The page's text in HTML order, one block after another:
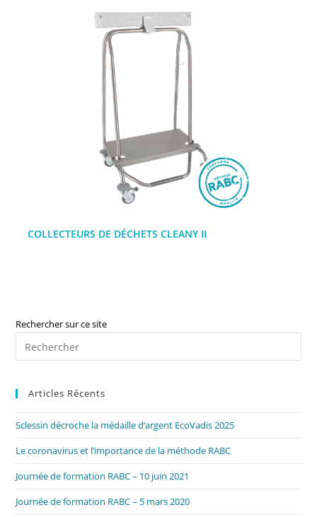
COLLECTEURS DE DÉCHETS CLEANY II
Rechercher sur ce site
Articles Récents
Sclessin décroche la médaille d’argent EcoVadis 2025
Le coronavirus et l’importance de la méthode RABC
Journée de formation RABC – 10 juin 2021
Journée de formation RABC – 5 mars 2020